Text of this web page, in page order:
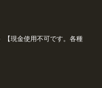
【現金使用不可です。各種